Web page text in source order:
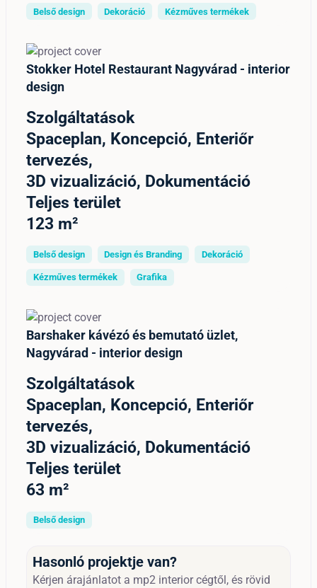
Belső design Dekoráció Kézműves termékek
Stokker Hotel Restaurant Nagyvárad - interior
design
Szolgáltatások
Spaceplan, Koncepció, Enteriőr
tervezés,
3D vizualizáció, Dokumentáció
Teljes terület
123 m²
Belső design Design és Branding Dekoráció
Kézműves termékek Grafika
Barshaker kávézó és bemutató üzlet,
Nagyvárad - interior design
Szolgáltatások
Spaceplan, Koncepció, Enteriőr
tervezés,
3D vizualizáció, Dokumentáció
Teljes terület
63 m²
Belső design
Hasonló projektje van?
Kérjen árajánlatot a mp2 interior cégtől, és rövid